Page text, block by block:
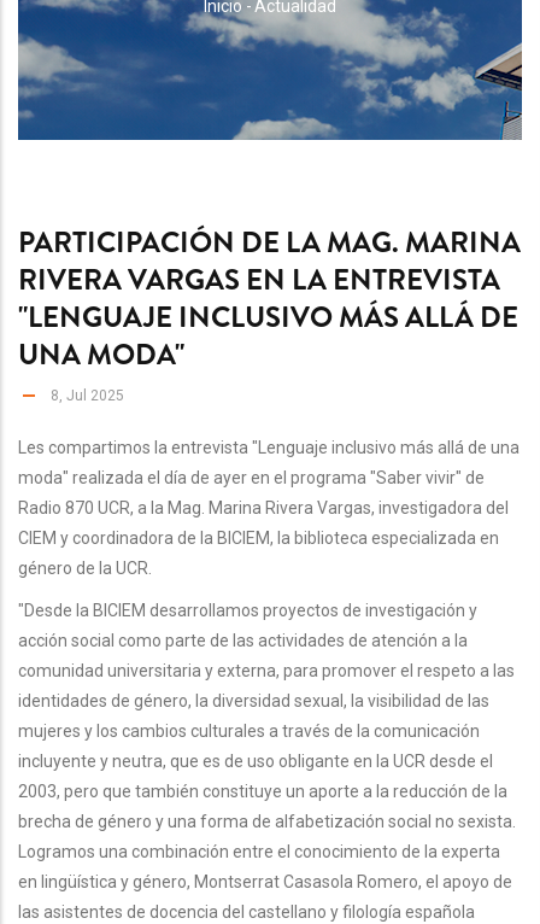
RUTA
DE
NAVEGACIÓN
Inicio -Actualidad
PARTICIPACIÓN DE LA MAG. MARINA
RIVERA VARGAS EN LA ENTREVISTA
"LENGUAJE INCLUSIVO MÁS ALLÁ DE
UNA MODA"
8, Jul 2025
Les compartimos la entrevista "Lenguaje inclusivo más allá de una
moda" realizada el día de ayer en el programa "Saber vivir" de
Radio 870 UCR, a la Mag. Marina Rivera Vargas, investigadora del
CIEM y coordinadora de la BICIEM, la biblioteca especializada en
género de la UCR.
"Desde la BICIEM desarrollamos proyectos de investigación y
acción social como parte de las actividades de atención a la
comunidad universitaria y externa, para promover el respeto a las
identidades de género, la diversidad sexual, la visibilidad de las
mujeres y los cambios culturales a través de la comunicación
incluyente y neutra, que es de uso obligante en la UCR desde el
2003, pero que también constituye un aporte a la reducción de la
brecha de género y una forma de alfabetización social no sexista.
Logramos una combinación entre el conocimiento de la experta
en lingüística y género, Montserrat Casasola Romero, el apoyo de
las asistentes de docencia del castellano y filología española